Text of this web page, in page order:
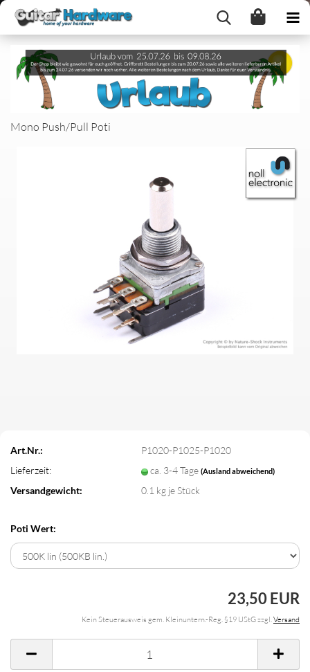
Mono Push/Pull Poti
Art.Nr.:
P1020-P1025-P1020
Lieferzeit:
ca. 3-4 Tage(Ausland abweichend)
Versandgewicht: 0.1 kg je Stück
Poti Wert:
23,50 EUR
Kein Steuerausweis gem. Kleinuntern.-Reg. §19 UStG zzgl. Versand